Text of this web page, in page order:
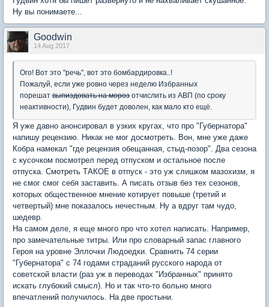
Ну вы понимаете...
Goodwin
14 Aug 2017
Ого! Вот это "речь", вот это бомбардировка..!
Пожалуй, если уже ровно через неделю Избранных
порешат выпиздовать на мороз отчислить из АВП (по сроку
неактивности), Гудвин будет доволен, как мало кто ещё.
Я уже давно анонсировал в узких кругах, что про "Губернатора"
напишу рецензию. Никак не мог досмотреть. Вон, мне уже даже
Кобра намекал "где рецензия обещанная, стыд-позор". Два сезона
с кусочком посмотрел перед отпуском и остальное после
отпуска. Смотреть ТАКОЕ в отпуск - это уж слишком мазохизм, я
не смог смог себя заставить. А писать отзыв без тех сезонов,
которых общественное мнение котирует повыше (третий и
четвертый) мне показалось нечестным. Ну а вдруг там чудо,
шедевр.
На самом деле, я еще много про что хотел написать. Например,
про замечательные титры. Или про словарный запас главного
Героя на уровне Эллочки Людоедки. Сравнить 74 серии
"Губернатора" с 74 годами страданий русского народа от
советской власти (раз уж в переводах "Избранных" принято
искать глубокий смысл). Но и так что-то больно много
впечатлений получилось. На две простыни.